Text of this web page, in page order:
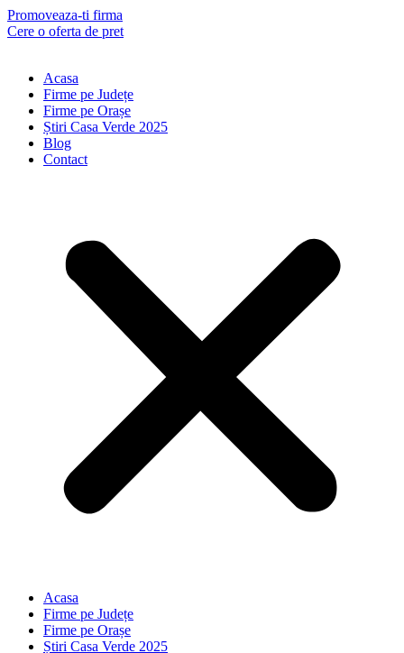
Skip
to
Promoveaza-ti firma
Cere o oferta de pret
Acasa
Firme pe Județe
Firme pe Orașe
Știri Casa Verde 2025
Blog
Contact
Acasa
Firme pe Județe
Firme pe Orașe
Știri Casa Verde 2025